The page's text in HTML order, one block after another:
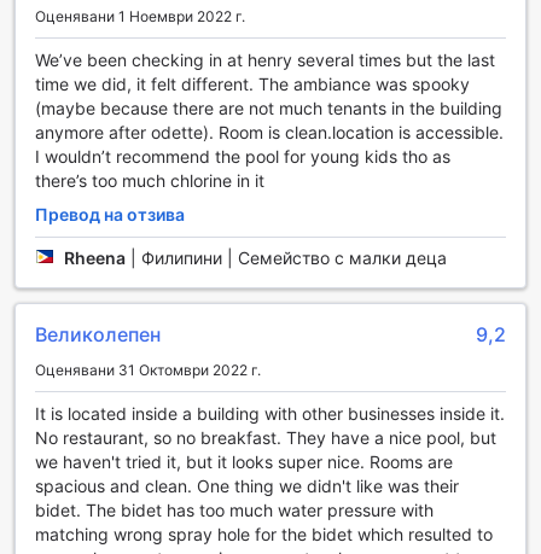
Гостите могат да се възползват и от безплатен Wi-Fi в
стаите, което позволява лесен достъп до интернет и
свързаност с близките. За тези, които предпочитат да
се свързват с интернет в общите части на хотела, е
осигурен Wi-Fi и там. За пушачите е предвидена
обозначена зона за пушене, а услугата за съхранение
на багаж осигурява допълнителен комфорт,
позволявайки на гостите да се насладят на последните
часове в Себу без притеснения за багажа си.
Транспортни удобства в The Henry Hotel Cebu
The Henry Hotel Cebu предлага изключителни
транспортни удобства, които осигуряват комфорт и
до летището, пътуващите могат да се насладят на
безпроблемно начало и край на своето пътуване. Освен
това, хотелът предлага и услуги за организиране на
обиколки, което позволява на гостите да открият
забележителностите на Себу с лекота и стил.
На разположение на посетителите е и безплатен
паркинг, който осигурява удобство за тези, които
предпочитат да пътуват с личен автомобил. За
Оценявани 1 Ноември 2022 г.
We’ve been checking in at henry several times but the last
time we did, it felt different. The ambiance was spooky
(maybe because there are not much tenants in the building
anymore after odette). Room is clean.location is accessible.
I wouldn’t recommend the pool for young kids tho as
there’s too much chlorine in it
Превод на отзива
Rheena Филипини | Семейство с малки деца
Великолепен 9,2
Оценявани 31 Октомври 2022 г.
It is located inside a building with other businesses inside it.
No restaurant, so no breakfast. They have a nice pool, but
we haven't tried it, but it looks super nice. Rooms are
spacious and clean. One thing we didn't like was their
bidet. The bidet has too much water pressure with
matching wrong spray hole for the bidet which resulted to